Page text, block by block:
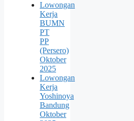
Lowongan
Kerja
BUMN
PT
PP
(Persero)
Oktober
2025
Lowongan
Kerja
Yoshinoya
Bandung
Oktober